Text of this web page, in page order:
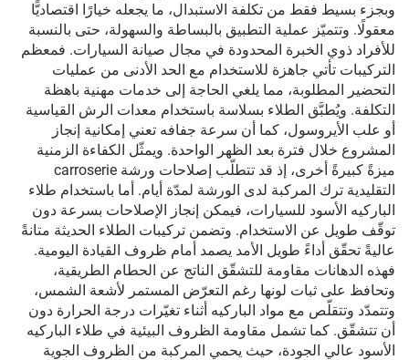
وبجزء بسيط فقط من تكلفة الاستبدال، ما يجعله خيارًا اقتصاديًّا
معقولًا. وتتميّز عملية التطبيق بالبساطة والسهولة، حتى بالنسبة
للأفراد ذوي الخبرة المحدودة في مجال صيانة السيارات. فمعظم
التركيبات تأتي جاهزة للاستخدام مع الحد الأدنى من عمليات
التحضير المطلوبة، مما يلغي الحاجة إلى خدمات مهنية باهظة
التكلفة. ويُطبَّق الطلاء بسلاسة باستخدام معدات الرش القياسية
أو علب الأيروسول، كما أن سرعة جفافه تعني إمكانية إنجاز
المشروع خلال فترة بعد الظهر الواحدة. ويمثّل الكفاءة الزمنية
ميزةً كبيرةً أخرى، إذ قد تتطلّب إصلاحات ورشة carroserie
التقليدية ترك المركبة لدى الورشة لمدّة أيام. أما باستخدام طلاء
الباركيه الأسود للسيارات، فيمكن إنجاز الإصلاحات بسرعة دون
توقّف طويل عن الاستخدام. وتضمن تركيبات الطلاء الحديثة متانةً
عاليةً تحقّق أداءً طويل الأمد يصمد أمام ظروف القيادة اليومية.
فهذه الدهانات مقاومة للتشقّق الناتج عن الحطام الطريقية،
وتحافظ على ثبات لونها رغم التعرّض المستمر لأشعة الشمس،
وتتمدّد وتتقلّص مع مواد الباركيه أثناء تغيّرات درجة الحرارة دون
أن تتشقّق. كما تشمل مقاومة الظروف البيئية في طلاء الباركيه
الأسود عالي الجودة، حيث يحمي المركبة من الظروف الجوية